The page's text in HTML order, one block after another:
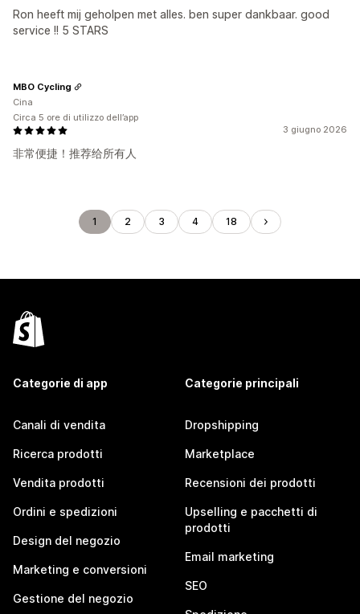
Ron heeft mij geholpen met alles. ben super dankbaar. good
service !! 5 STARS
3 giugno 2026
非常便捷！推荐给所有人
MBO Cycling
Cina
Circa 5 ore di utilizzo dell’app
1 2 3 4 18
Categorie di app
Canali di vendita
Ricerca prodotti
Vendita prodotti
Ordini e spedizioni
Design del negozio
Marketing e conversioni
Gestione del negozio
Categorie principali
Dropshipping
Marketplace
Recensioni dei prodotti
Upselling e pacchetti di
prodotti
Email marketing
SEO